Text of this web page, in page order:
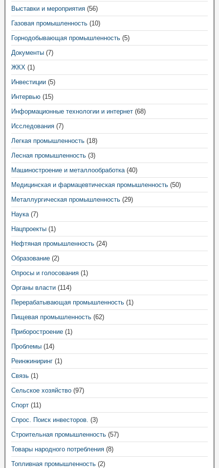
Выставки и мероприятия (56)
Газовая промышленность (10)
Горнодобывающая промышленность (5)
Документы (7)
ЖКХ (1)
Инвестиции (5)
Интервью (15)
Информационные технологии и интернет (68)
Исследования (7)
Легкая промышленность (18)
Лесная промышленность (3)
Машиностроение и металлообработка(40)
Медицинская и фармацевтическая промышленность (50)
Металлургическая промышленность (29)
Наука(7)
Нацпроекты (1)
Нефтяная промышленность (24)
Образование (2)
Опросы и голосования (1)
Органы власти (114)
Перерабатывающая промышленность (1)
Пищевая промышленность (62)
Приборостроение (1)
Проблемы (14)
Реинжиниринг (1)
Связь (1)
Сельское хозяйство (97)
Спорт (11)
Спрос. Поиск инвесторов. (3)
Строительная промышленность (57)
Товары народного потребления (8)
Топливная промышленность (2)